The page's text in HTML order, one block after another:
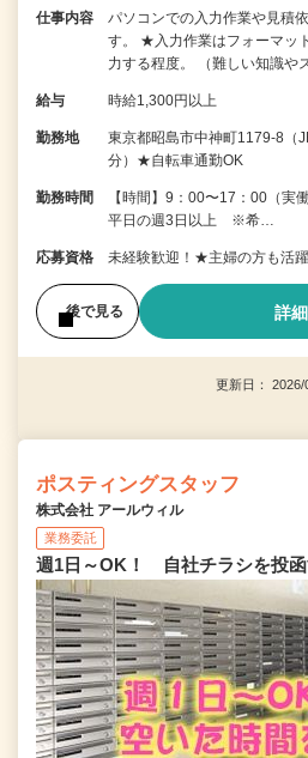
仕事内容
パソコンでの入力作業や見積
す。 ★入力作業はフォーマッ
力する程度。 （難しい知識や
給与 時給1,300円以上
勤務地
東京都昭島市中神町1179-8（
分）★自転車通勤OK
勤務時間
【時間】9：00〜17：00（実
平日の週3日以上 ※希…
応募資格 未経験歓迎！★主婦の方も活
後で見る 詳
更新日：
ポスティングスタッフ
株式会社 アールウィル
業務委託
週1日～OK！ 自社チラシを投函